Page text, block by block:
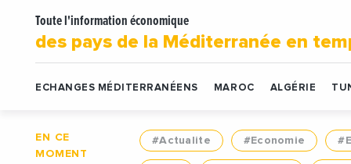
Toute l'information économique
des pays de la Méditerranée en
ECHANGES MÉDITERRANÉENS MAROC ALGÉRIE
EN CE
MOMENT
#Actualite #Economie